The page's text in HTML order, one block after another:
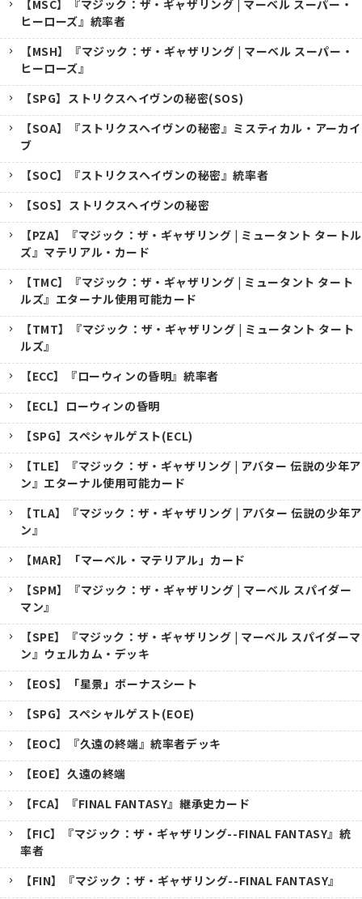
【MSC】『マジック：ザ・ギャザリング | マーベル スーパー・
ヒーローズ』統率者
【MSH】『マジック：ザ・ギャザリング | マーベル スーパー・
ヒーローズ』
【SPG】ストリクスヘイヴンの秘密(SOS)
【SOA】『ストリクスヘイヴンの秘密』ミスティカル・アーカイ
ブ
【SOC】『ストリクスヘイヴンの秘密』統率者
【SOS】ストリクスヘイヴンの秘密
【PZA】『マジック：ザ・ギャザリング | ミュータント タートル
ズ』マテリアル・カード
【TMC】『マジック：ザ・ギャザリング | ミュータント タート
ルズ』エターナル使用可能カード
【TMT】『マジック：ザ・ギャザリング | ミュータント タート
ルズ』
【ECC】『ローウィンの昏明』統率者
【ECL】ローウィンの昏明
【SPG】スペシャルゲスト(ECL)
【TLE】『マジック：ザ・ギャザリング | アバター 伝説の少年ア
ン』エターナル使用可能カード
【TLA】『マジック：ザ・ギャザリング | アバター 伝説の少年ア
ン』
【MAR】「マーベル・マテリアル」カード
【SPM】『マジック：ザ・ギャザリング | マーベル スパイダー
マン』
【SPE】『マジック：ザ・ギャザリング | マーベル スパイダーマ
ン』ウェルカム・デッキ
【EOS】「星景」ボーナスシート
【SPG】スペシャルゲスト(EOE)
【EOC】『久遠の終端』統率者デッキ
【EOE】久遠の終端
【FCA】『FINAL FANTASY』継承史カード
【FIC】『マジック：ザ・ギャザリング--FINAL FANTASY』統
率者
【FIN】『マジック：ザ・ギャザリング--FINAL FANTASY』